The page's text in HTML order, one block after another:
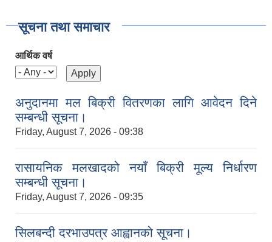
सूचना तथा समाचार
आर्थिक वर्ष
अनुदानमा मल बिक्री वितरणका लागि आवेदन दिने
सम्बन्धी सूचना।
Friday, August 7, 2026 - 09:38
रासायनिक मलखादको नयाँ बिक्री मूल्य निर्धारण
सम्बन्धी सूचना।
Friday, August 7, 2026 - 09:35
सिलबन्दी दरभाउपत्र आह्वानको सूचना।